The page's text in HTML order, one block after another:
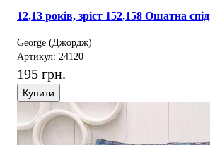
12,13 років, зріст 152,158 Ошатна
George (Джордж)
Артикул: 24120
195 грн.
Купити